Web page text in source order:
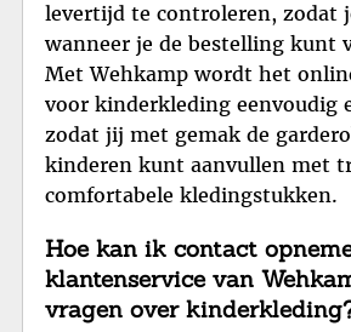
levertijd te controleren, zodat
wanneer je de bestelling kunt
Met Wehkamp wordt het
voor kinderkleding eenvoudig
zodat jij met gemak de
kinderen kunt aanvullen met
comfortabele kledingstukken.
Hoe kan ik contact
klantenservice van
vragen over